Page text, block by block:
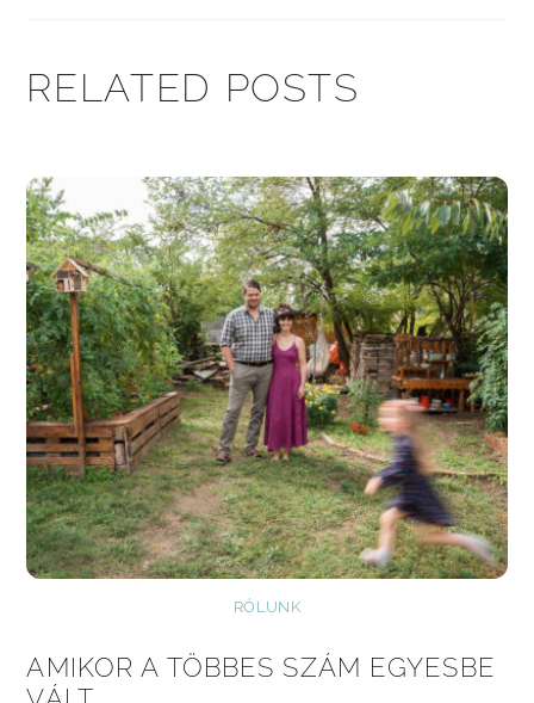
RELATED POSTS
RÓLUNK
AMIKOR A TÖBBES SZÁM EGYESBE